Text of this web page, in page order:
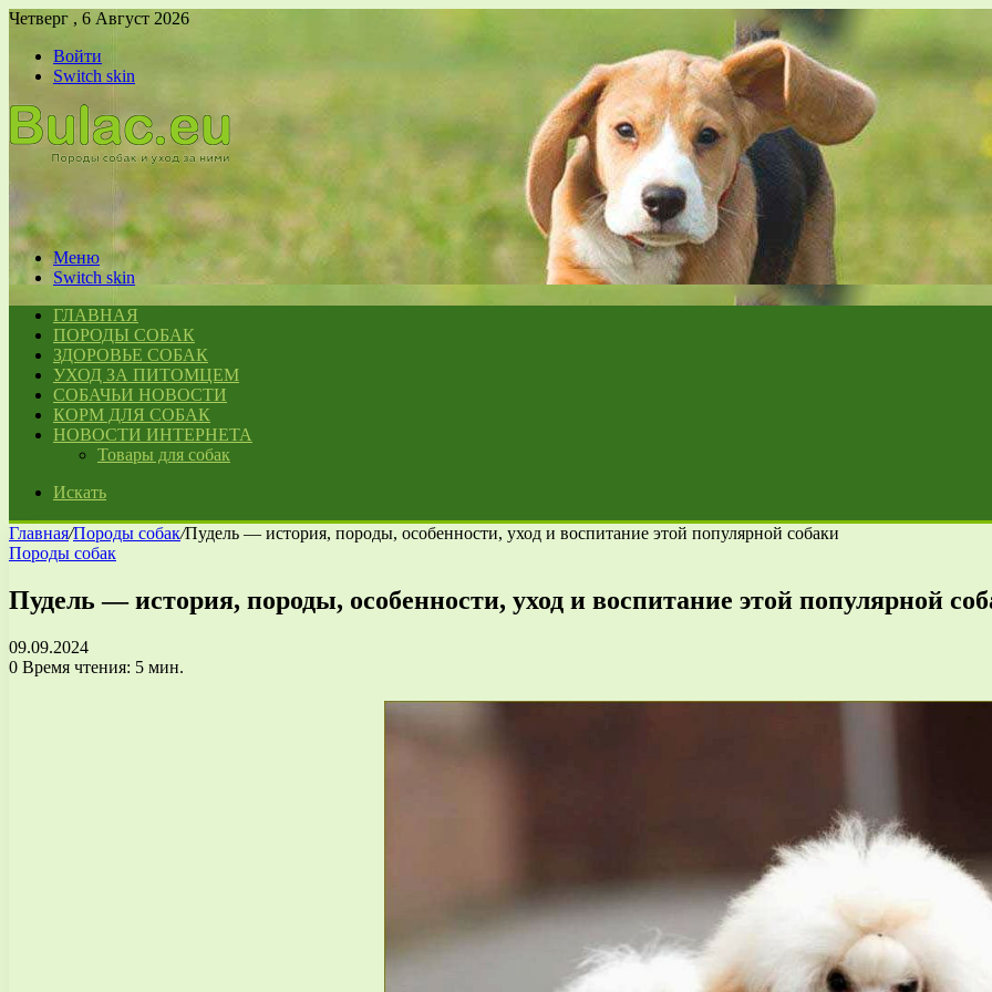
Четверг , 6 Август 2026
Войти
Switch skin
Меню
Switch skin
ГЛАВНАЯ
ПОРОДЫ СОБАК
ЗДОРОВЬЕ СОБАК
УХОД ЗА ПИТОМЦЕМ
СОБАЧЬИ НОВОСТИ
КОРМ ДЛЯ СОБАК
НОВОСТИ ИНТЕРНЕТА
Товары для собак
Искать
Главная/Породы собак/Пудель — история, породы, особенности, уход и воспитание этой популярной собаки
Породы собак
Пудель — история, породы, особенности, уход и воспитание этой популярной
09.09.2024
0 Время чтения: 5 мин.